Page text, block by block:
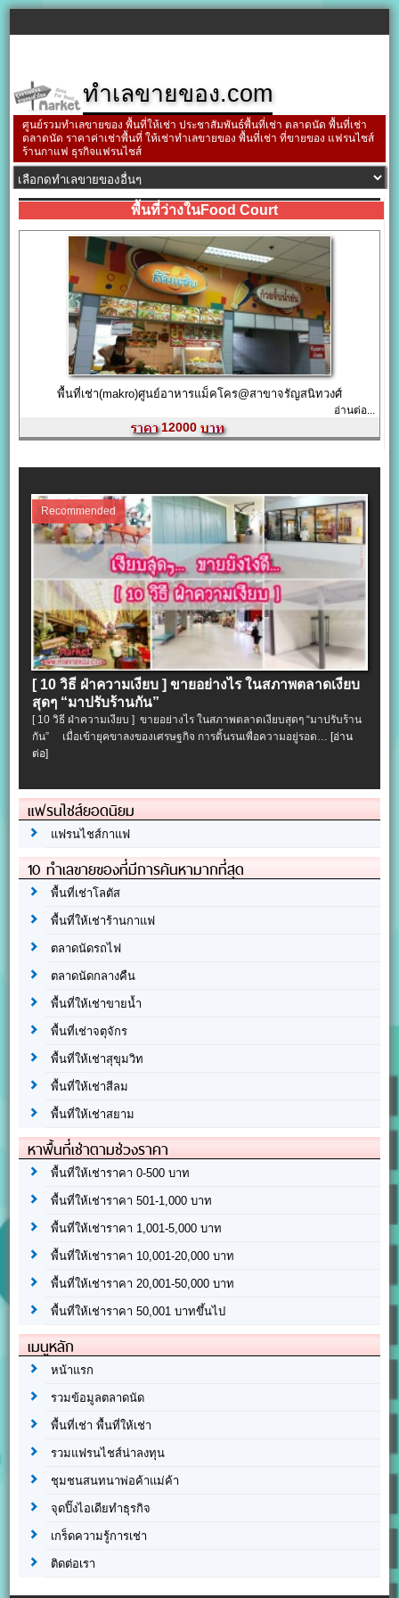
ทำเลขายของ.com
ศูนย์รวมทำเลขายของ พื้นที่ให้เช่า ประชาสัมพันธ์พื้นที่เช่า ตลาดนัด พื้นที่เช่า
ตลาดนัด ราคาค่าเช่าพื้นที่ ให้เช่าทำเลขายของ พื้นที่เช่า ที่ขายของ แฟรนไชส์
ร้านกาแฟ ธุรกิจแฟรนไชส์
พื้นที่ว่างในFood Court
พื้นที่เช่า(makro)ศูนย์อาหารแม็คโคร@สาขาจรัญสนิทวงศ์
อ่านต่อ...
12000
Recommended
[ 10 วิธี ฝ่าความเงียบ ] ขายอย่างไร ในสภาพตลาดเงียบ
สุดๆ “มาปรับร้านกัน”
[ 10 วิธี ฝ่าความเงียบ ] ขายอย่างไร ในสภาพตลาดเงียบสุดๆ “มาปรับร้าน
กัน” เมื่อเข้ายุคขาลงของเศรษฐกิจ การดิ้นรนเพื่อความอยู่รอด…[อ่าน
ต่อ]
แฟรนไชส์ยอดนิยม
แฟรนไชส์กาแฟ
10 ทำเลขายของที่มีการค้นหามากที่สุด
พื้นที่เช่าโลตัส
พื้นที่ให้เช่าร้านกาแฟ
ตลาดนัดรถไฟ
ตลาดนัดกลางคืน
พื้นที่ให้เช่าขายน้ำ
พื้นที่เช่าจตุจักร
พื้นที่ให้เช่าสุขุมวิท
พื้นที่ให้เช่าสีลม
พื้นที่ให้เช่าสยาม
หาพื้นที่เช่าตามช่วงราคา
พื้นที่ให้เช่าราคา 0-500 บาท
พื้นที่ให้เช่าราคา 501-1,000 บาท
พื้นที่ให้เช่าราคา 1,001-5,000 บาท
พื้นที่ให้เช่าราคา 10,001-20,000 บาท
พื้นที่ให้เช่าราคา 20,001-50,000 บาท
พื้นที่ให้เช่าราคา 50,001 บาทขึ้นไป
เมนูหลัก
หน้าแรก
รวมข้อมูลตลาดนัด
พื้นที่เช่า พื้นที่ให้เช่า
รวมแฟรนไชส์น่าลงทุน
ชุมชนสนทนาพ่อค้าแม่ค้า
จุดปิ๊งไอเดียทำธุรกิจ
เกร็ดความรู้การเช่า
ติดต่อเรา